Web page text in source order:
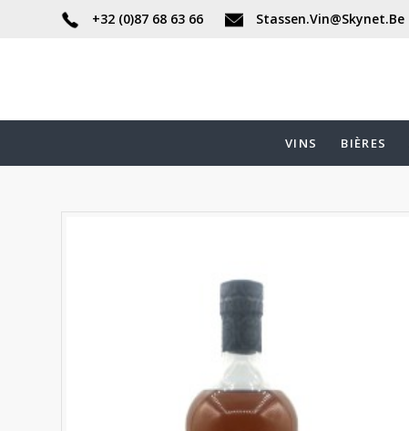
+32 (0)87 68 63 66 Stassen.Vin@Skynet.Be
VINS BIÈRES